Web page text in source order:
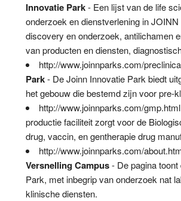
Innovatie Park- Een lijst van de life
onderzoek en dienstverlening in
discovery en onderzoek, antilichamen
van producten en diensten,
http://www.joinnparks.com/
Park- De Joinn Innovatie Park biedt
het gebouw die bestemd zijn voor pre-
http://www.joinnparks.com/gmp.html
productie faciliteit zorgt voor de
drug, vaccin, en gentherapie drug
http://www.joinnparks.com/
Versnelling Campus- De pagina
Park, met inbegrip van onderzoek nat
klinische diensten.